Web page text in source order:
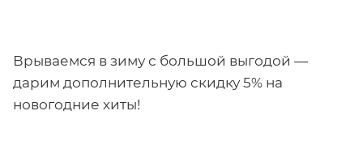
Врываемся в зиму с большой выгодой —
дарим дополнительную скидку 5% на
новогодние хиты!